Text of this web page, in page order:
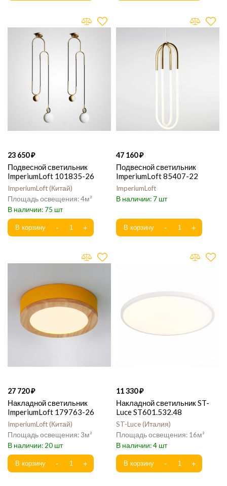
23 650
Подвесной светильник
ImperiumLoft 101835-26
ImperiumLoft Китай
4
75
47 160
Подвесной светильник
ImperiumLoft 85407-22
ImperiumLoft
7
27 720
Накладной светильник
ImperiumLoft 179763-26
ImperiumLoft Китай
3
20
11 330
Накладной светильник ST-
Luce ST601.532.48
ST-Luce Италия
16
4